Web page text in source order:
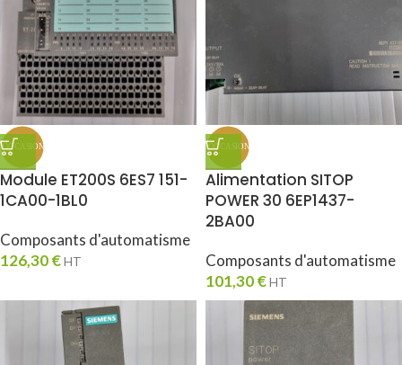
Module ET200S 6ES7 151-
1CA00-1BL0
Composants d'automatisme
126,30€HT
Alimentation SITOP
POWER 30 6EP1437-
2BA00
Composants d'automatisme
101,30€HT